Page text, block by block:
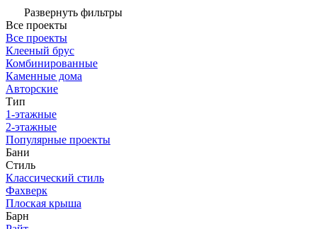
Развернуть фильтры
Все проекты
Все проекты
Клееный брус
Комбинированные
Каменные дома
Авторские
Тип
1-этажные
2-этажные
Популярные проекты
Бани
Стиль
Классический стиль
Фахверк
Плоская крыша
Барн